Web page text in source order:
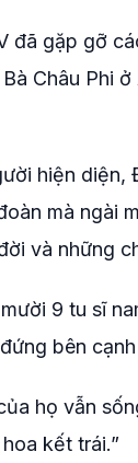
đã gặp gỡ
Châu Phi
hiện
mà ngài
và những
9 tu sĩ
bên
họ vẫn
kết trái.”